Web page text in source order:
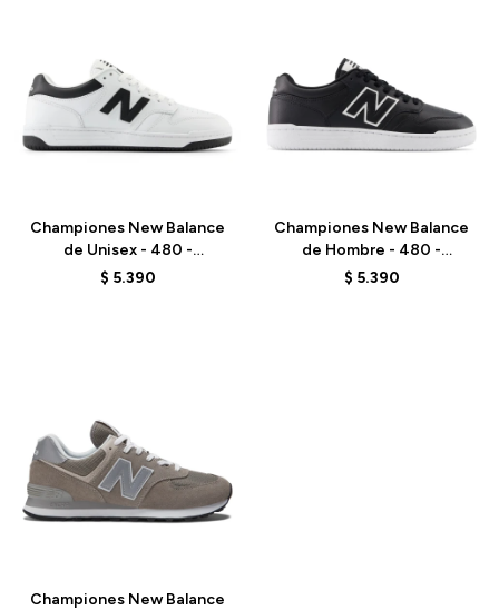
Championes New Balance
de Unisex - 480 -
BB480LBK - WHITE
$ 5.390
Championes New Balance
de Hombre - 480 -
BB480LBT - BLACK
$ 5.390
Championes New Balance